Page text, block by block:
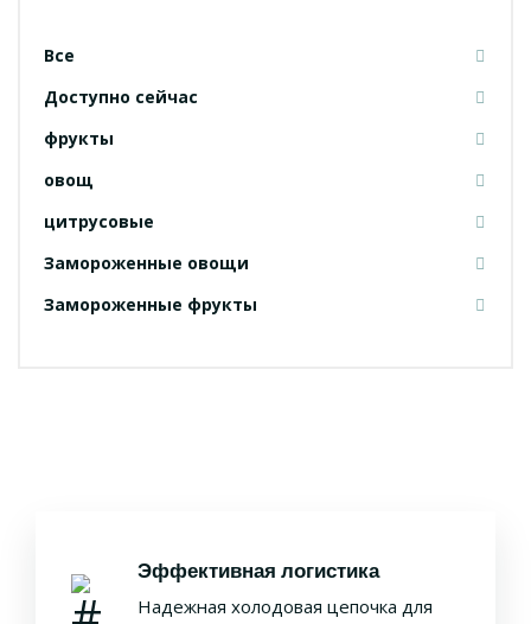
Все
Доступно сейчас
фрукты
овощ
цитрусовые
Замороженные овощи
Замороженные фрукты
Эффективная логистика
Надежная холодовая цепочка для